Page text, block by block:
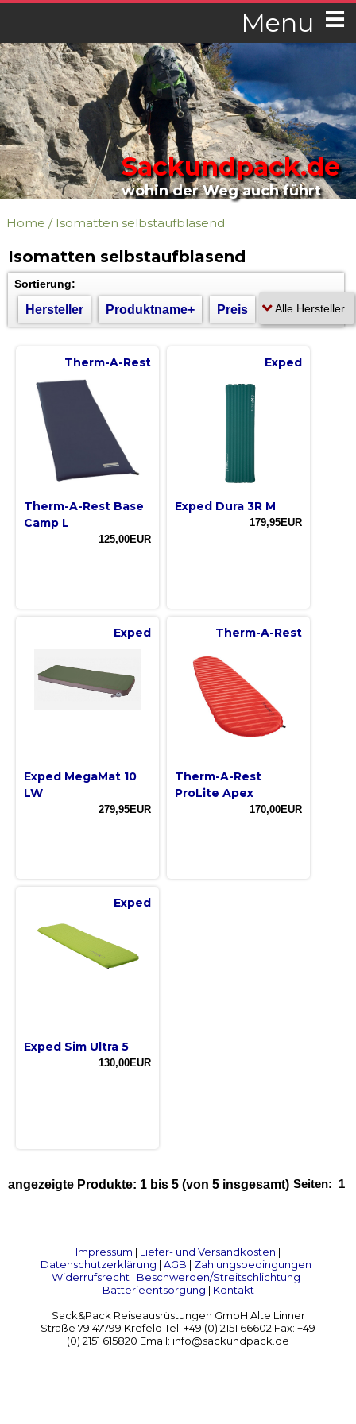
Menu
Sackundpack.de
wohin der Weg auch führt
Home / Isomatten selbstaufblasend
Isomatten selbstaufblasend
Sortierung:
Hersteller Produktname+ Preis
Therm-A-Rest
Therm-A-Rest Base
Camp L
125,00EUR
Exped
Exped Dura 3R M
179,95EUR
Exped
Exped MegaMat 10
LW
279,95EUR
Therm-A-Rest
Therm-A-Rest
ProLite Apex
170,00EUR
Exped
Exped Sim Ultra 5
130,00EUR
Seiten: 1
angezeigte Produkte: 1 bis 5 (von 5 insgesamt)
Impressum | Liefer- und Versandkosten |
Datenschutzerklärung | AGB | Zahlungsbedingungen |
Widerrufsrecht| Beschwerden/Streitschlichtung |
Batterieentsorgung | Kontakt
Sack&Pack Reiseausrüstungen GmbH Alte Linner
Straße 79 47799 Krefeld Tel: +49 (0) 2151 66602 Fax: +49
(0) 2151 615820 Email: info@sackundpack.de